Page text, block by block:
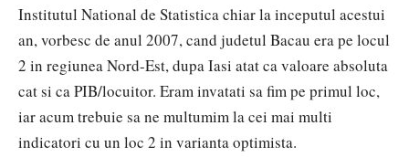
Institutul National de Statistica chiar la inceputul acestui
an, vorbesc de anul 2007, cand judetul Bacau era pe locul
2 in regiunea Nord-Est, dupa Iasi atat ca valoare absoluta
cat si ca PIB/locuitor. Eram invatati sa fim pe primul loc,
iar acum trebuie sa ne multumim la cei mai multi
indicatori cu un loc 2 in varianta optimista.